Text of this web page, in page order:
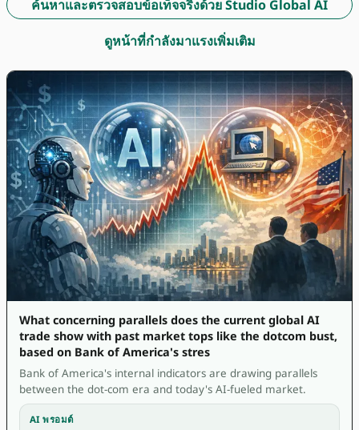
ค้นหาและตรวจสอบข้อเท็จจริงด้วย Studio Global AI
ดูหน้าที่กำลังมาแรงเพิ่มเติม
What concerning parallels does the current global AI
trade show with past market tops like the dotcom bust,
based on Bank of America's stres
Bank of America's internal indicators are drawing parallels
between the dot-com era and today's AI-fueled market.
AI พรอมต์